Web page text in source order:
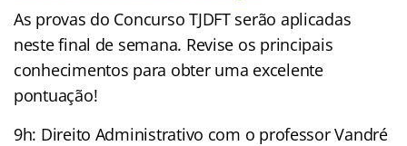
As provas do Concurso TJDFT serão aplicadas
neste final de semana. Revise os principais
conhecimentos para obter uma excelente
pontuação!
9h: Direito Administrativo com o professor Vandré